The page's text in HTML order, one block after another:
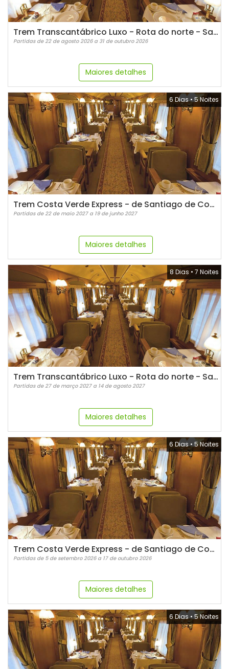
Trem Transcantábrico Luxo - Rota do norte - San Sebastian
Partidas de 22 de agosto 2026 a 31 de outubro 2026
Maiores detalhes
6 Dias• 5 Noites
Trem Costa Verde Express - de Santiago de Compostela a Bilbao
Partidas de 22 de maio 2027 a 19 de junho 2027
Maiores detalhes
8 Dias • 7 Noites
Trem Transcantábrico Luxo - Rota do norte - San Sebastian
Partidas de 27 de março 2027 a 14 de agosto 2027
Maiores detalhes
6 Dias• 5 Noites
Trem Costa Verde Express - de Santiago de Compostela a Bilbao
Partidas de 5 de setembro 2026 a 17 de outubro 2026
Maiores detalhes
6 Dias• 5 Noites